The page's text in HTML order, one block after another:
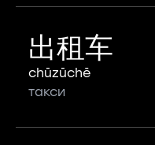
出租车
chūzūchē
такси